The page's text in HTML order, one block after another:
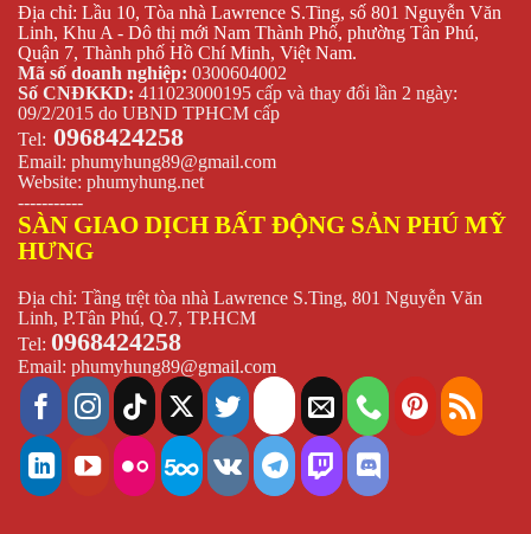
Địa chỉ: Lầu 10, Tòa nhà Lawrence S.Ting, số 801 Nguyễn Văn
Linh, Khu A - Dô thị mới Nam Thành Phố, phường Tân Phú,
Quận 7, Thành phố Hồ Chí Minh, Việt Nam.
Mã số doanh nghiệp: 0300604002
Số CNĐKKD: 411023000195 cấp và thay đổi lần 2 ngày:
09/2/2015 do UBND TPHCM cấp
Tel: 0968424258
Email: phumyhung89@gmail.com
Website: phumyhung.net
-----------
SÀN GIAO DỊCH BẤT ĐỘNG SẢN PHÚ MỸ
HƯNG
Địa chỉ: Tầng trệt tòa nhà Lawrence S.Ting, 801 Nguyễn Văn
Linh, P.Tân Phú, Q.7, TP.HCM
Tel: 0968424258
Email: phumyhung89@gmail.com